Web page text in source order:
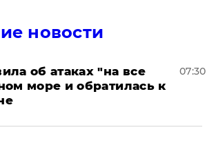
новости
об атаках "на все
море и обратилась к
07:30